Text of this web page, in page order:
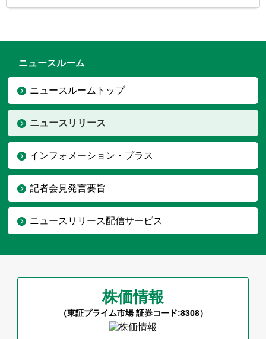
ニュースルーム
ニュースルームトップ
ニュースリリース
インフォメーション・プラス
記者会見発言要旨
ニュースリリース配信サービス
株価情報
（東証プライム市場 証券コード:8308）